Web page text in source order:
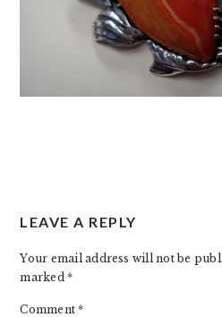
INTERACTIONS
LEAVE A REPLY
Your email address will not be
marked*
Comment*